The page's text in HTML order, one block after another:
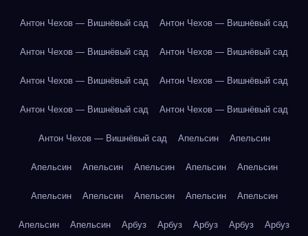
Антон Чехов — Вишнёвый сад Антон Чехов — Вишнёвый сад
Антон Чехов — Вишнёвый сад Антон Чехов — Вишнёвый сад
Антон Чехов — Вишнёвый сад Антон Чехов — Вишнёвый сад
Антон Чехов — Вишнёвый сад Антон Чехов — Вишнёвый сад
Антон Чехов — Вишнёвый сад Апельсин Апельсин
Апельсин Апельсин Апельсин Апельсин Апельсин
Апельсин Апельсин Апельсин Апельсин Апельсин
Апельсин Апельсин Арбуз Арбуз Арбуз Арбуз Арбуз